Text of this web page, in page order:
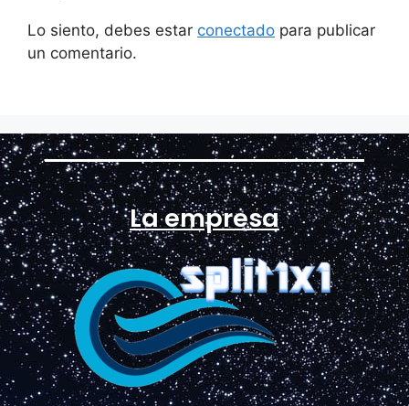
Lo siento, debes estar conectado para publicar
un comentario.
La empresa